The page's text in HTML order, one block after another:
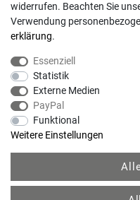
© Copyright 2026 | Alle Rechte
widerrufen. Beachten Sie
Verwendung
erklärung.
Essenziell
Statistik
Externe Medien
PayPal
Funktional
Weitere Einstellungen